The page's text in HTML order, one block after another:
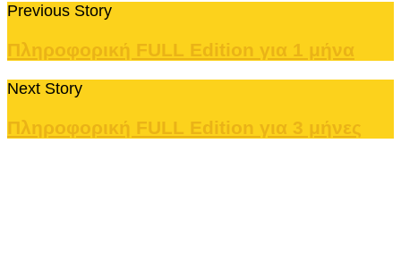
Previous Story
Πληροφορική FULL Edition για 1 μήνα
Next Story
Πληροφορική FULL Edition για 3 μήνες